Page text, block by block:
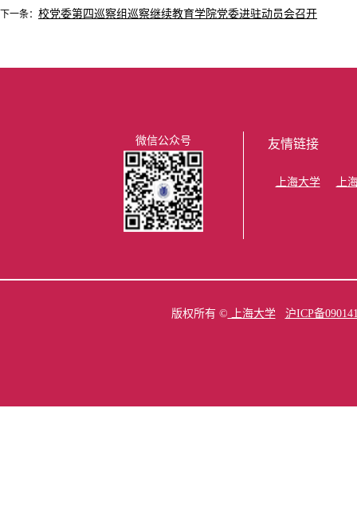
下一条： 校党委第四巡察组巡察继续教育学院党委进驻动员会召开
微信公众号 友情链接
上海大学 上
版权所有 © 上海大学 沪ICP备